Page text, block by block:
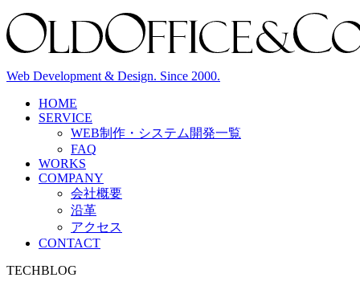
Web Development & Design. Since 2000.
HOME
SERVICE
WEB制作・システム開発一覧
FAQ
WORKS
COMPANY
会社概要
沿革
アクセス
CONTACT
TECHBLOG